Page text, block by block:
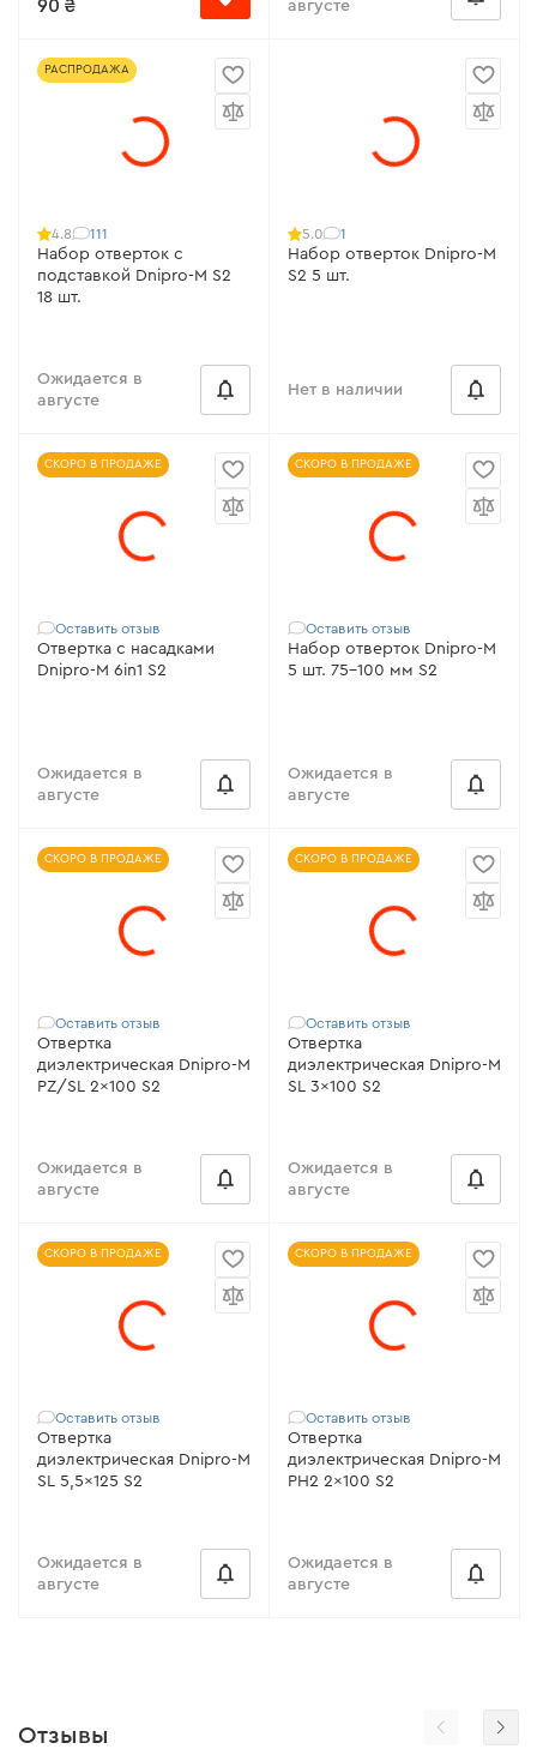
90 ₴ августе
РАСПРОДАЖА
4.8 111
Набор отверток с
подставкой Dnipro-M S2
18 шт.
Ожидается в
августе
5.0 1
Набор отверток Dnipro-M
S2 5 шт.
Нет в наличии
СКОРО В ПРОДАЖЕ
Оставить отзыв
Отвертка с насадками
Dnipro-M 6in1 S2
Ожидается в
августе
СКОРО В ПРОДАЖЕ
Оставить отзыв
Набор отверток Dnipro-M
5 шт. 75-100 мм S2
Ожидается в
августе
СКОРО В ПРОДАЖЕ
Оставить отзыв
Отвертка
диэлектрическая Dnipro-M
PZ/SL 2x100 S2
Ожидается в
августе
СКОРО В ПРОДАЖЕ
Оставить отзыв
Отвертка
диэлектрическая Dnipro-M
SL 3x100 S2
Ожидается в
августе
СКОРО В ПРОДАЖЕ
Оставить отзыв
Отвертка
диэлектрическая Dnipro-M
SL 5,5x125 S2
Ожидается в
августе
СКОРО В ПРОДАЖЕ
Оставить отзыв
Отвертка
диэлектрическая Dnipro-M
PH2 2x100 S2
Ожидается в
августе
Отзывы